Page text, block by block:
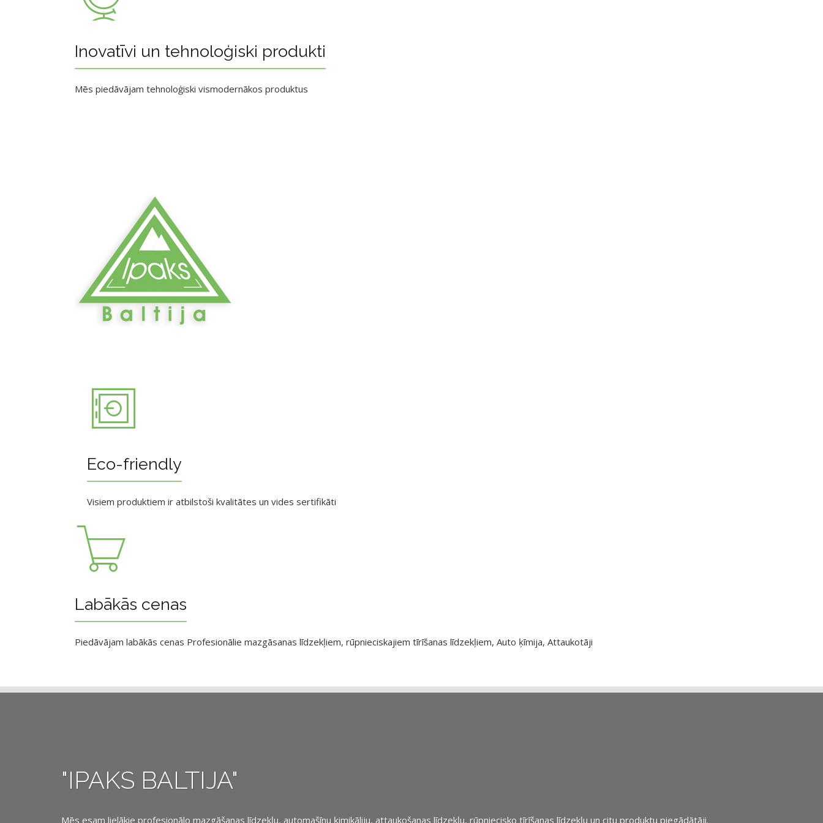
Inovatīvi un tehnoloģiski produkti
Mēs piedāvājam tehnoloģiski vismodernākos produktus
Eco-friendly
Visiem produktiem ir atbilstoši kvalitātes un vides sertifikāti
Labākās cenas
Piedāvājam labākās cenas Profesionālie mazgāsanas līdzekļiem, rūpnieciskajiem tīrīšanas līdzekļiem, Auto ķīmija, Attaukotāji
"IPAKS BALTIJA"
Mēs esam lielākie profesionālo mazgāšanas līdzekļu, automašīnu ķimikāliju, attaukošanas līdzekļu, rūpniecisko tīrīšanas līdzekļu un citu produktu piegādātāji.